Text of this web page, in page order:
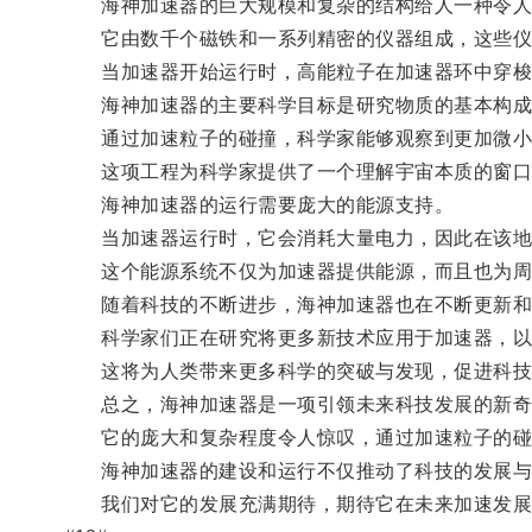
海神加速器的巨大规模和复杂的结构给人一种令
它由数千个磁铁和一系列精密的仪器组成，这些仪
当加速器开始运行时，高能粒子在加速器环中穿梭
海神加速器的主要科学目标是研究物质的基本构
通过加速粒子的碰撞，科学家能够观察到更加微
这项工程为科学家提供了一个理解宇宙本质的窗口
海神加速器的运行需要庞大的能源支持。
当加速器运行时，它会消耗大量电力，因此在该地
这个能源系统不仅为加速器提供能源，而且也为周
随着科技的不断进步，海神加速器也在不断更新
科学家们正在研究将更多新技术应用于加速器，以
这将为人类带来更多科学的突破与发现，促进科
总之，海神加速器是一项引领未来科技发展的新
它的庞大和复杂程度令人惊叹，通过加速粒子的碰
海神加速器的建设和运行不仅推动了科技的发展
我们对它的发展充满期待，期待它在未来加速发展